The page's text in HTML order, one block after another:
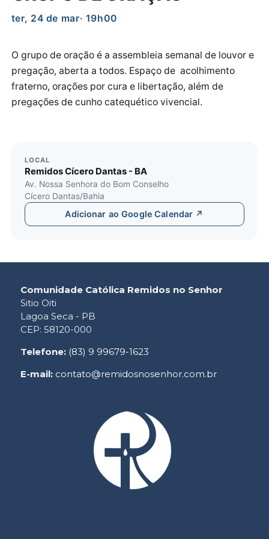
ter, 24 de mar· 19h00
O grupo de oração é a assembleia semanal de louvor e
pregação, aberta a todos. Espaço de acolhimento
fraterno, orações por cura e libertação, além de
pregações de cunho catequético vivencial.
LOCAL
Remidos Cícero Dantas - BA
Av. Nossa Senhora do Bom Conselho
Cícero Dantas/Bahia
Adicionar ao Google Calendar ↗
Comunidade Católica Remidos no Senhor
Sitio Oiti
Lagoa Seca - PB
CEP: 58120-000
Telefone: (83) 9 99679-1623
E-mail: contato@remidosnosenhor.com.br